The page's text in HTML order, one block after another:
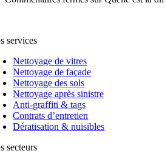
services
Nettoyage de vitres
Nettoyage de façade
Nettoyage des sols
Nettoyage après sinistre
Anti-graffiti & tags
Contrats d’entretien
Dératisation & nuisibles
secteurs